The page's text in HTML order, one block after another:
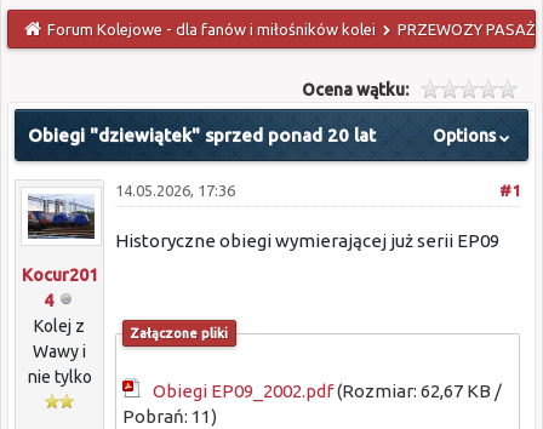
Forum Kolejowe - dla fanów i miłośników kolei PRZEWOZY
Ocena wątku:
Options
Obiegi "dziewiątek" sprzed ponad 20 lat
Kocur201
4
Kolej z
Wawy i
nie tylko
#1
14.05.2026, 17:36
Historyczne obiegi wymierającej już serii EP09
Załączone pliki
Obiegi EP09_2002.pdf(Rozmiar: 62,67 KB /
Pobrań: 11)